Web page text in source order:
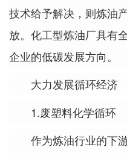
技术给予解决，则炼油
放。化工型炼油厂具有
企业的低碳发展方向。
大力发展循环经济
1.废塑料化学循环
作为炼油行业的下